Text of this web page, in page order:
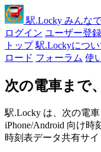
駅.Locky みんな
ログイン ユーザー登録
トップ 駅.Lockyについ
ロード フォーラム 使
次の電車まで
駅.Locky は、次の電
iPhone/Android 向け
時刻表データ共有サイ